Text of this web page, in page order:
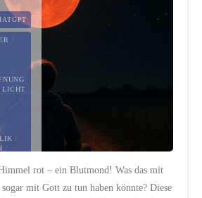
/
LICHT
/
/
/
rot – ein Blutmond! Was das mit
mit Gott zu tun haben könnte? Diese